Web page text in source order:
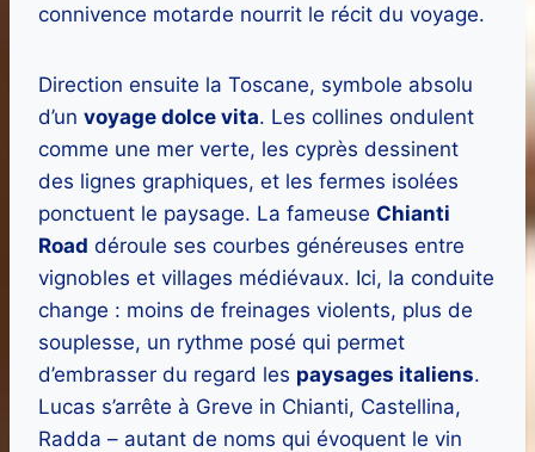
connivence motarde nourrit le récit du voyage.
Direction ensuite la Toscane, symbole absolu
d’un voyage dolce vita. Les collines ondulent
comme une mer verte, les cyprès dessinent
des lignes graphiques, et les fermes isolées
ponctuent le paysage. La fameuse Chianti
Road déroule ses courbes généreuses entre
vignobles et villages médiévaux. Ici, la conduite
change : moins de freinages violents, plus de
souplesse, un rythme posé qui permet
d’embrasser du regard les paysages italiens.
Lucas s’arrête à Greve in Chianti, Castellina,
Radda – autant de noms qui évoquent le vin